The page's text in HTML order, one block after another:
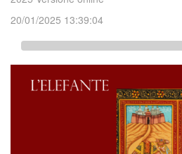
20/01/2025 13:39:04